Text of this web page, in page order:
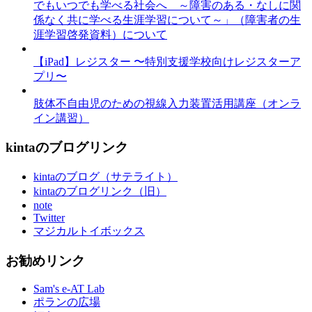
でもいつでも学べる社会へ ～障害のある・なしに関
係なく共に学べる生涯学習について～」（障害者の生
涯学習啓発資料）について
【iPad】レジスター 〜特別支援学校向けレジスターア
プリ〜
肢体不自由児のための視線入力装置活用講座（オンラ
イン講習）
kintaのブログリンク
kintaのブログ（サテライト）
kintaのブログリンク（旧）
note
Twitter
マジカルトイボックス
お勧めリンク
Sam's e-AT Lab
ポランの広場